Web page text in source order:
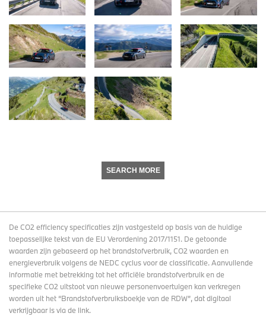
SEARCH MORE
De CO2 efficiency specificaties zijn vastgesteld op basis van de huidige
toepasselijke tekst van de EU Verordening 2017/1151. De getoonde
waarden zijn gebaseerd op het brandstofverbruik, CO2 waarden en
energieverbruik volgens de NEDC cyclus voor de classificatie. Aanvullende
informatie met betrekking tot het officiële brandstofverbruik en de
specifieke CO2 uitstoot van nieuwe personenvoertuigen kan verkregen
worden uit het “Brandstofverbruiksboekje van de RDW”, dat digitaal
verkrijgbaaris via de link.